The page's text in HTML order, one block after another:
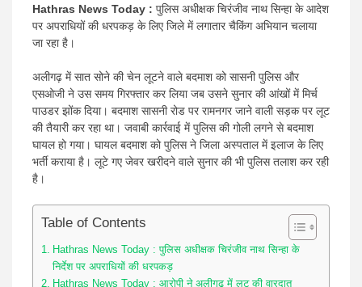
Latest
Hindi
Hathras News Today : पुलिस अधीक्षक चिरंजीव नाथ सिन्हा के आदेश
पर अपराधियों की धरपकड़ के लिए जिले में लगातार चैकिंग अभियान चलाया
जा रहा है।
अलीगढ़ में सात सोने की चेन लूटने वाले बदमाश को सासनी पुलिस और
एसओजी ने उस समय गिरफ्तार कर लिया जब उसने सुनार की आंखों में मिर्च
पाउडर झोंक दिया। बदमाश सासनी रोड पर रामनगर जाने वाली सड़क पर लूट
की तैयारी कर रहा था। जवाबी कार्रवाई में पुलिस की गोली लगने से बदमाश
घायल हो गया। घायल बदमाश को पुलिस ने जिला अस्पताल में इलाज के लिए
भर्ती कराया है। लूटे गए जेवर खरीदने वाले सुनार की भी पुलिस तलाश कर रही
है।
Table of Contents
Hathras News Today : पुलिस अधीक्षक चिरंजीव नाथ सिन्हा के
निर्देश पर अपराधियों की धरपकड़
Hathras News Today : आरोपी ने अलीगढ़ में लूट की वारदात